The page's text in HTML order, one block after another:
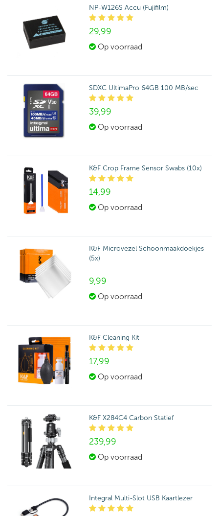
NP-W126S Accu (Fujifilm)
29,99
Op voorraad
SDXC UltimaPro 64GB 100 MB/sec
39,99
Op voorraad
K&F Crop Frame Sensor Swabs (10x)
14,99
Op voorraad
K&F Microvezel Schoonmaakdoekjes
(5x)
9,99
Op voorraad
K&F Cleaning Kit
17,99
Op voorraad
K&F X284C4 Carbon Statief
239,99
Op voorraad
Integral Multi-Slot USB Kaartlezer